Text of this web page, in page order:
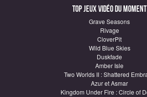
Top Jeux vidéo du moment
Grave Seasons
Rivage
CloverPit
Wild Blue Skies
Duskfade
Amber Isle
Two Worlds II : Shattered
Azur et Asmar
Kingdom Under Fire : Circle of